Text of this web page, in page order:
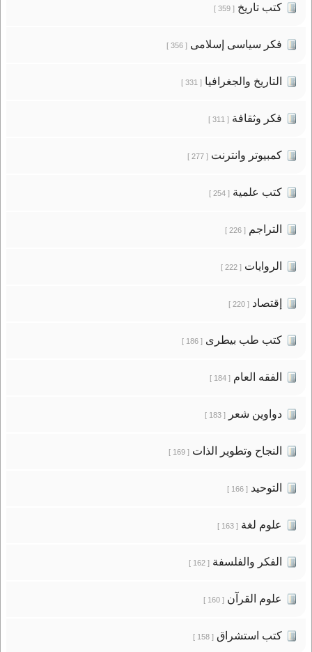
كتب تاريخ[ 359 ]
فكر سياسى إسلامى[ 356 ]
التاريخ والجغرافيا[ 331 ]
فكر وثقافة[ 311 ]
كمبيوتر وانترنت[ 277 ]
كتب علمية[ 254 ]
التراجم[ 226 ]
الروايات[ 222 ]
إقتصاد[ 220 ]
كتب طب بيطرى[ 186 ]
الفقه العام[ 184 ]
دواوين شعر[ 183 ]
النجاح وتطوير الذات[ 169 ]
التوحيد[ 166 ]
علوم لغة[ 163 ]
الفكر والفلسفة[ 162 ]
علوم القرآن[ 160 ]
كتب استشراق[ 158 ]